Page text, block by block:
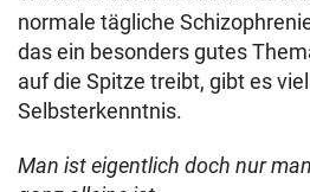
normale tägliche
das ein besonders gutes
auf die Spitze treibt, gibt es
Selbsterkenntnis.
Man ist eigentlich doch nur